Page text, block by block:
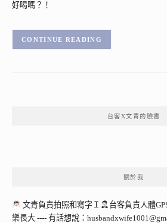
好喝嗎？！
CONTINUE READING
台客X文青的臉書
關於我
文青負責拍照和寫字Ｉ 台客負責人體
樂長大 ---- 有話想說：